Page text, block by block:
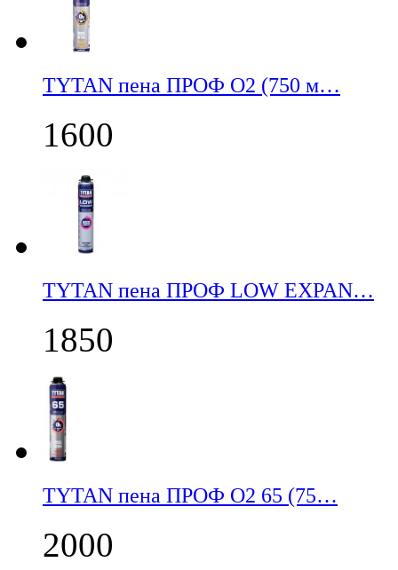
TYTAN пена ПРОФ О2 (750 м…
1600
TYTAN пена ПРОФ LOW EXPAN…
1850
TYTAN пена ПРОФ О2 65 (75…
2000